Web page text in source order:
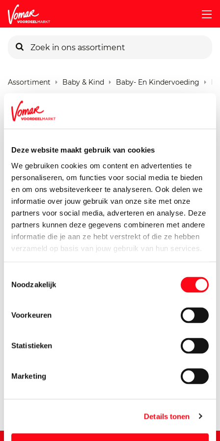
Deze website maakt gebruik van cookies
We gebruiken cookies om content en advertenties te
personaliseren, om functies voor social media te bieden
en om ons websiteverkeer te analyseren. Ook delen we
informatie over jouw gebruik van onze site met onze
partners voor social media, adverteren en analyse. Deze
partners kunnen deze gegevens combineren met andere
informatie die je aan ze hebt verstrekt of die ze hebben
verzameld op basis van jouw gebruik van hun services.
Noodzakelijk
Voorkeuren
Statistieken
Marketing
Details tonen
Pincode vergeten
Assortiment Baby & Kind Baby- En Kindervoeding
Bonbebe M1217 Volkoren
250 gram
1.